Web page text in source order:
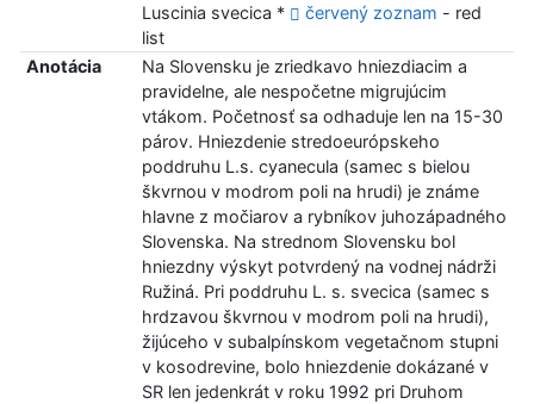
Luscinia svecica *
červený zoznam - red
list
Anotácia
Na Slovensku je zriedkavo hniezdiacim a
pravidelne, ale nespočetne migrujúcim
vtákom. Početnosť sa odhaduje len na 15-30
párov. Hniezdenie stredoeurópskeho
poddruhu L.s. cyanecula (samec s bielou
škvrnou v modrom poli na hrudi) je známe
hlavne z močiarov a rybníkov juhozápadného
Slovenska. Na strednom Slovensku bol
hniezdny výskyt potvrdený na vodnej nádrži
Ružiná. Pri poddruhu L. s. svecica (samec s
hrdzavou škvrnou v modrom poli na hrudi),
žijúceho v subalpínskom vegetačnom stupni
v kosodrevine, bolo hniezdenie dokázané v
SR len jedenkrát v roku 1992 pri Druhom